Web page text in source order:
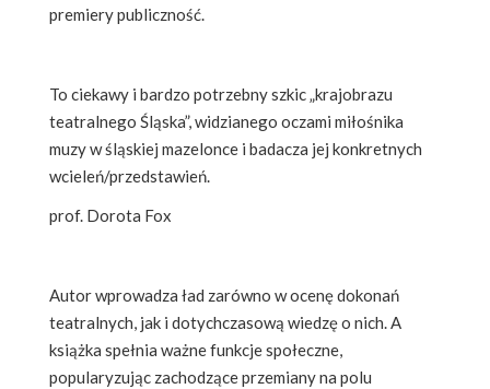
premiery publiczność.
To ciekawy i bardzo potrzebny szkic „krajobrazu
teatralnego Śląska”, widzianego oczami miłośnika
muzy w śląskiej mazelonce i badacza jej konkretnych
wcieleń/przedstawień.
prof. Dorota Fox
Autor wprowadza ład zarówno w ocenę dokonań
teatralnych, jak i dotychczasową wiedzę o nich. A
książka spełnia ważne funkcje społeczne,
popularyzując zachodzące przemiany na polu